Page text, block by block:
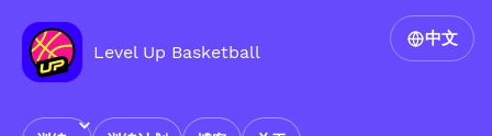
Level Up Basketball
中文